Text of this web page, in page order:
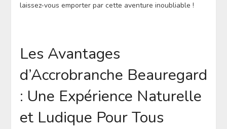
laissez-vous emporter par cette aventure inoubliable !
Les Avantages
d’Accrobranche Beauregard
: Une Expérience Naturelle
et Ludique Pour Tous